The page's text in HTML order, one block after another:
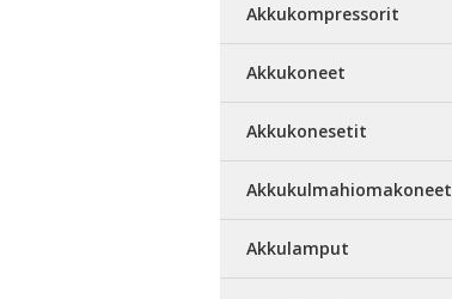
Akkukompressorit
Akkukoneet
Akkukonesetit
Akkukulmahiomakoneet
Akkulamput